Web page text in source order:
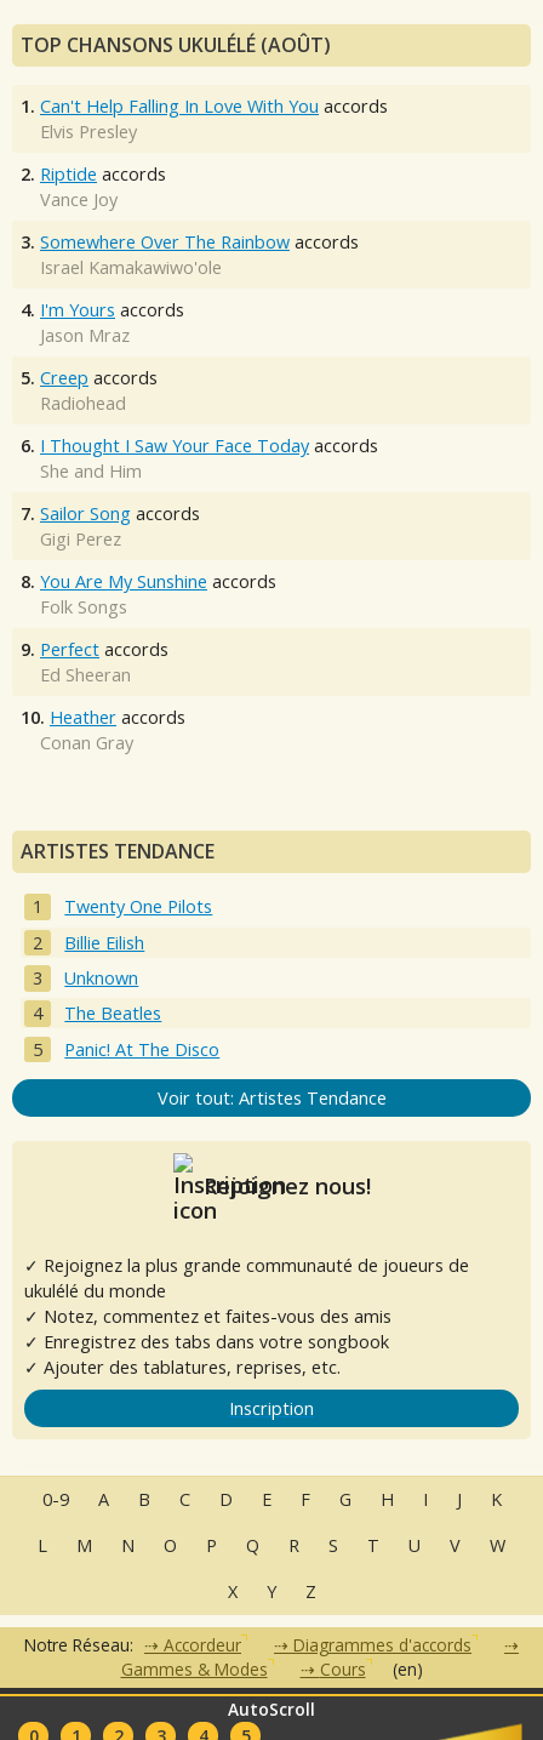
AutoScroll
TOP CHANSONS UKULÉLÉ (AOÛT)
1. Can't Help Falling In Love With You accords
Elvis Presley
2. Riptide accords
Vance Joy
3. Somewhere Over The Rainbow accords
Israel Kamakawiwo'ole
4. I'm Yours accords
Jason Mraz
5. Creep accords
Radiohead
6. I Thought I Saw Your Face Today accords
She and Him
7. Sailor Song accords
Gigi Perez
8. You Are My Sunshine accords
Folk Songs
9. Perfect accords
Ed Sheeran
10. Heather accords
Conan Gray
ARTISTES TENDANCE
Twenty One Pilots
Billie Eilish
Unknown
The Beatles
Panic! At The Disco
Voir tout: Artistes Tendance
Rejoignez nous!
✓ Rejoignez la plus grande communauté de joueurs de
ukulélé du monde
✓ Notez, commentez et faites-vous des amis
✓ Enregistrez des tabs dans votre songbook
✓ Ajouter des tablatures, reprises, etc.
Inscription
0-9 A B C D E F G H I J
K
L
M N O P Q R S T U V
W
X
Y Z
Notre Réseau: Accordeur
Diagrammes d'accords
Gammes & Modes
Cours (en)
•Données Personnelles